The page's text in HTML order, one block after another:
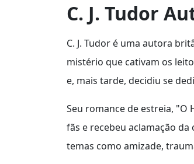
C. J. Tudor
C. J. Tudor é uma autora
mistério que cativam os
e, mais tarde, decidiu se
Seu romance de estreia, "O
fãs e recebeu aclamação
temas como amizade,